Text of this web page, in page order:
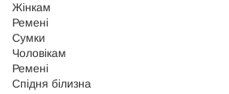
Жінкам
Ремені
Сумки
Чоловікам
Ремені
Спідня білизна